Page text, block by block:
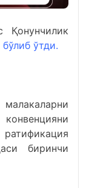
бўлиб ўтди.
биринчи